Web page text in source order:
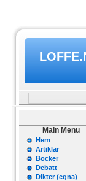
Main Menu
Hem
Artiklar
Böcker
Debatt
Dikter (egna)